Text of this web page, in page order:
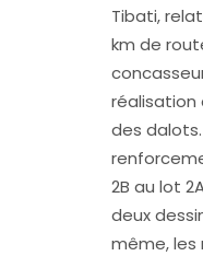
Tibati,
km de
réalisation
des
2B au lot
deux
même, les